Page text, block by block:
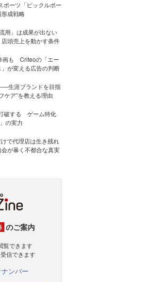
ポーツ「ピックルボー
成戦略
用」は成果が出ない
頭売上を動かす条件
画も Criteoの「エー
が変える広告の判断
生涯ブランドを目指
ケア”を教える理由
破する ゲーム特化
の実力
けで代理店は生き残れ
が暴く不都合な真実
のご案内
覧できます
信できます
ンバー